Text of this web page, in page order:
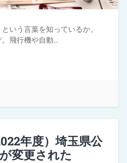
いう言葉を知っているか。
。飛行機や自動…
年度）埼玉県公
変更された